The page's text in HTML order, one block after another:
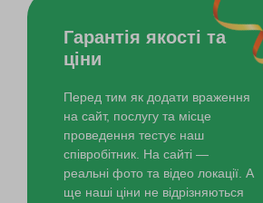
Гарантія якості та
ціни
Перед тим як додати враження
на сайт, послугу та місце
проведення тестує наш
співробітник. На сайті —
реальні фото та відео локації. А
ще наші ціни не відрізняються